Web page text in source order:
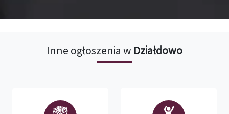
Inne ogłoszenia w Działdowo